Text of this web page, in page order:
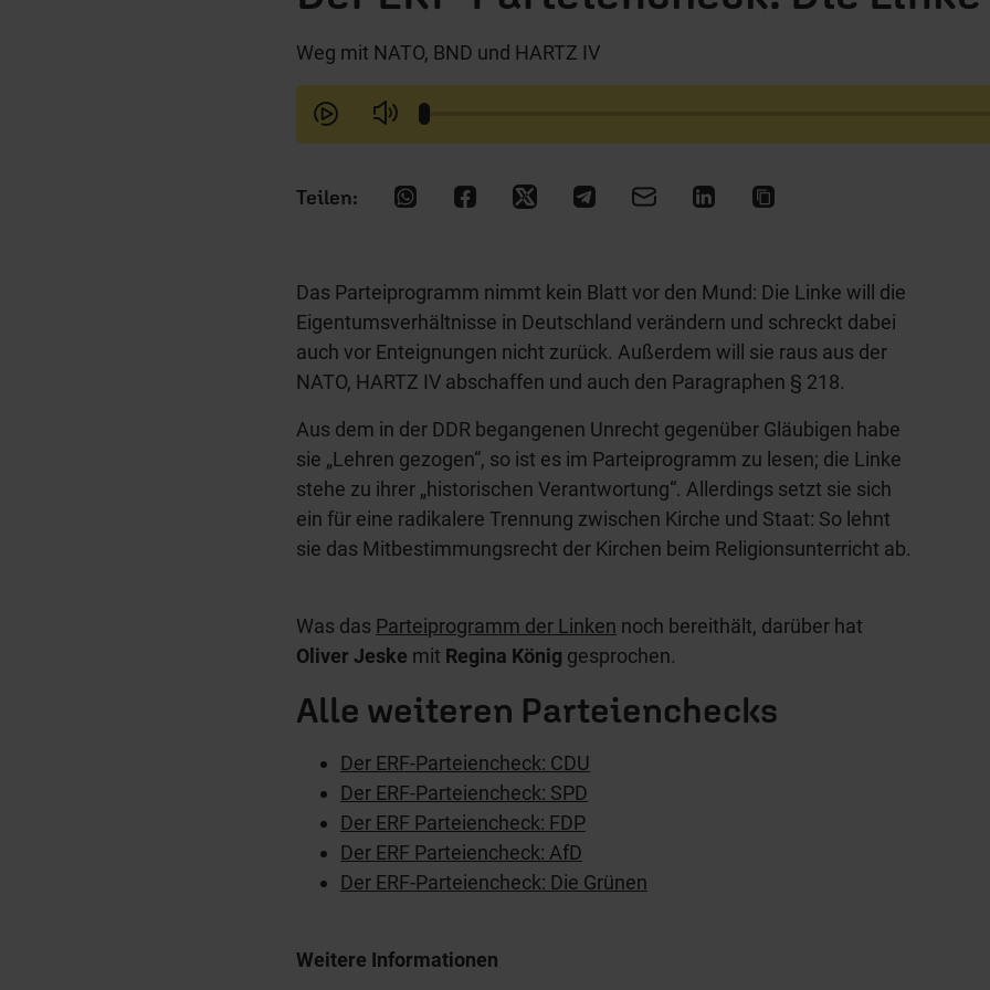
Weg mit NATO, BND und HARTZ IV
Das Parteiprogramm nimmt kein Blatt vor den Mund: Die Linke will die
Eigentumsverhältnisse in Deutschland verändern und schreckt dabei
auch vor Enteignungen nicht zurück. Außerdem will sie raus aus der
NATO, HARTZ IV abschaffen und auch den Paragraphen § 218.
Aus dem in der DDR begangenen Unrecht gegenüber Gläubigen habe
sie „Lehren gezogen“, so ist es im Parteiprogramm zu lesen; die Linke
stehe zu ihrer „historischen Verantwortung“. Allerdings setzt sie sich
ein für eine radikalere Trennung zwischen Kirche und Staat: So lehnt
sie das Mitbestimmungsrecht der Kirchen beim Religionsunterricht ab.
Was das Parteiprogramm der Linken noch bereithält, darüber hat
Oliver Jeske mit Regina König gesprochen.
Alle weiteren Parteienchecks
Der ERF-Parteiencheck: CDU
Der ERF-Parteiencheck: SPD
Der ERF Parteiencheck: FDP
Der ERF Parteiencheck: AfD
Der ERF-Parteiencheck: Die Grünen
Weitere Informationen